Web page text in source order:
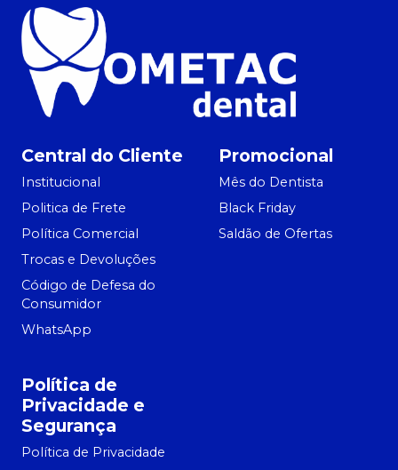
Central do Cliente
Institucional
Politica de Frete
Política Comercial
Trocas e Devoluções
Código de Defesa do
Consumidor
WhatsApp
Promocional
Mês do Dentista
Black Friday
Saldão de Ofertas
Política de
Privacidade e
Segurança
Política de Privacidade